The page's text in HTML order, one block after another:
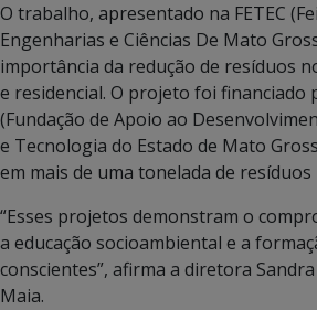
O trabalho, apresentado na FETEC
Engenharias e Ciências De Mato
importância da redução de resíduos
e residencial. O projeto foi financiado
(Fundação de Apoio ao
e Tecnologia do Estado de Mato
em mais de uma tonelada de resíduos
“Esses projetos demonstram o
a educação socioambiental e a
conscientes”, afirma a diretora
Maia.